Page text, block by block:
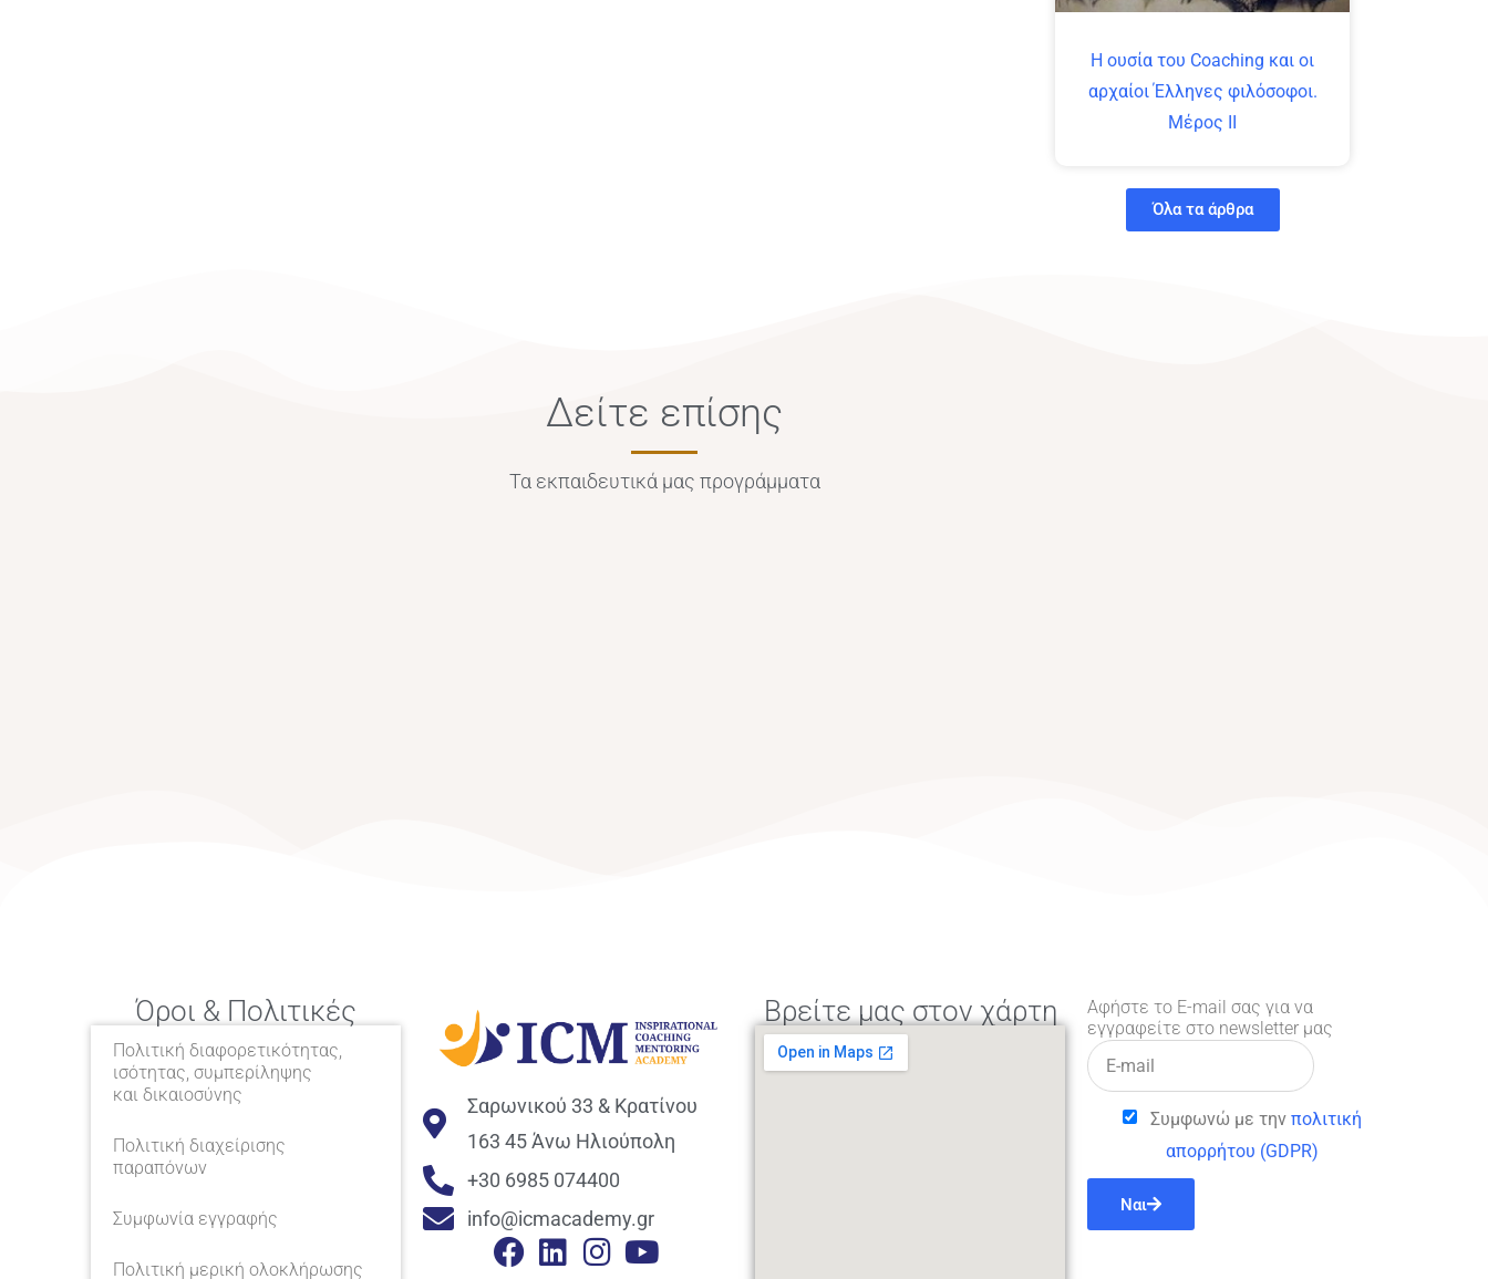
Η ουσία του Coaching και οι
αρχαίοι Έλληνες φιλόσοφοι.
Μέρος ΙΙ
Όλα τα άρθρα
Δείτε επίσης
Τα εκπαιδευτικά μας προγράμματα
Όροι & Πολιτικές
Πολιτική διαφορετικότητας,
ισότητας, συμπερίληψης
και δικαιοσύνης
Πολιτική διαχείρισης
παραπόνων
Συμφωνία εγγραφής
Πολιτική μερική ολοκλήρωσης
Σαρωνικού 33 & Κρατίνου
163 45 Άνω Ηλιούπολη
+30 6985 074400
info@icmacademy.gr
Βρείτε μας στον χάρτη
Αφήστε το E-mail σας για να
εγγραφείτε στο newsletter μας
Συμφωνώ με την πολιτική
απορρήτου (GDPR)
Ναι